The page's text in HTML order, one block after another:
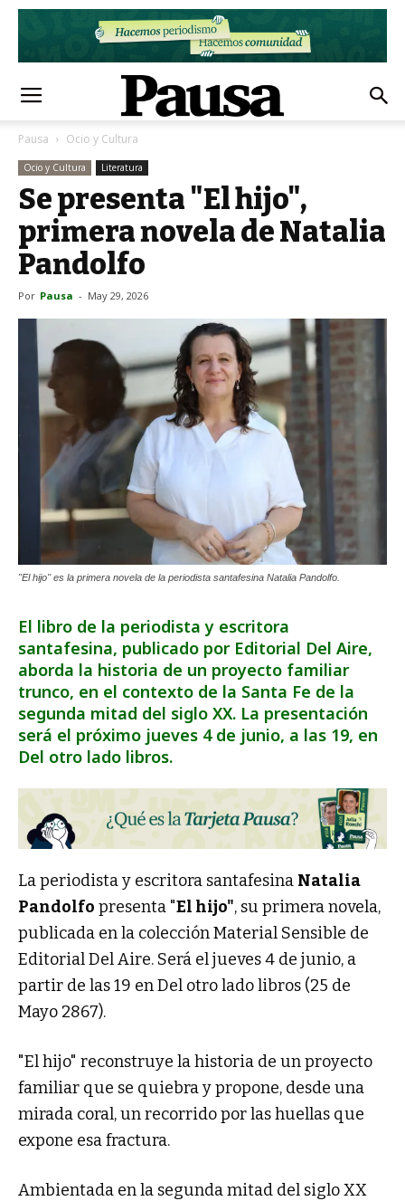
Pausa Ocio y Cultura
Ocio y Cultura Literatura
Se presenta "El hijo",
primera novela de Natalia
Pandolfo
Por Pausa - May 29, 2026
"El hijo" es la primera novela de la periodista santafesina Natalia Pandolfo.
El libro de la periodista y escritora
santafesina, publicado por Editorial Del Aire,
aborda la historia de un proyecto familiar
trunco, en el contexto de la Santa Fe de la
segunda mitad del siglo XX. La presentación
será el próximo jueves 4 de junio, a las 19, en
Del otro lado libros.
La periodista y escritora santafesina Natalia
Pandolfo presenta "El hijo", su primera novela,
publicada en la colección Material Sensible de
Editorial Del Aire. Será el jueves 4 de junio, a
partir de las 19 en Del otro lado libros (25 de
Mayo 2867).
"El hijo" reconstruye la historia de un proyecto
familiar que se quiebra y propone, desde una
mirada coral, un recorrido por las huellas que
expone esa fractura.
Ambientada en la segunda mitad del siglo XX